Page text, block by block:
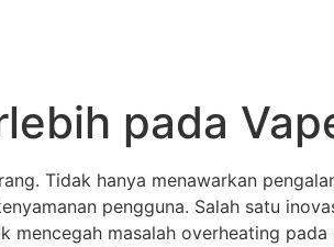
pada
Tidak hanya menawarkan
pengguna. Salah satu
masalah overheating